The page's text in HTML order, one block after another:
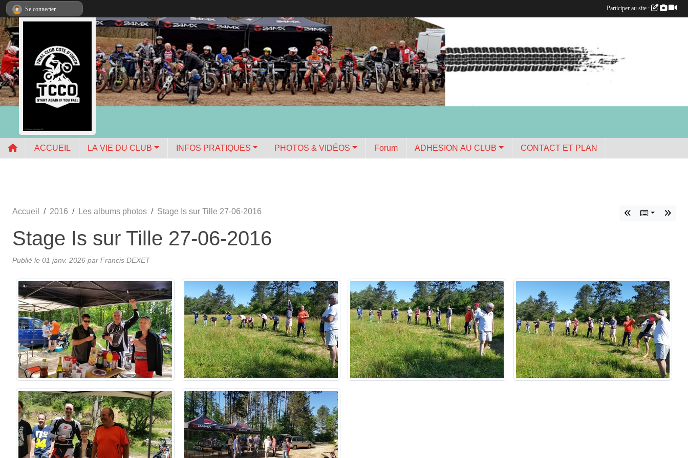
ACCUEIL LA VIE DU CLUB INFOS PRATIQUES PHOTOS & VIDÉOS Forum ADHESION AU CLUB CONTACT ET PLAN
Accueil 2016 Les albums photos Stage Is sur Tille 27-06-2016
Stage Is sur Tille 27-06-2016
Publié le 01 janv. 2026 par Francis DEXET
Se connecter Participer au site :
Panneau de gestion des cookies